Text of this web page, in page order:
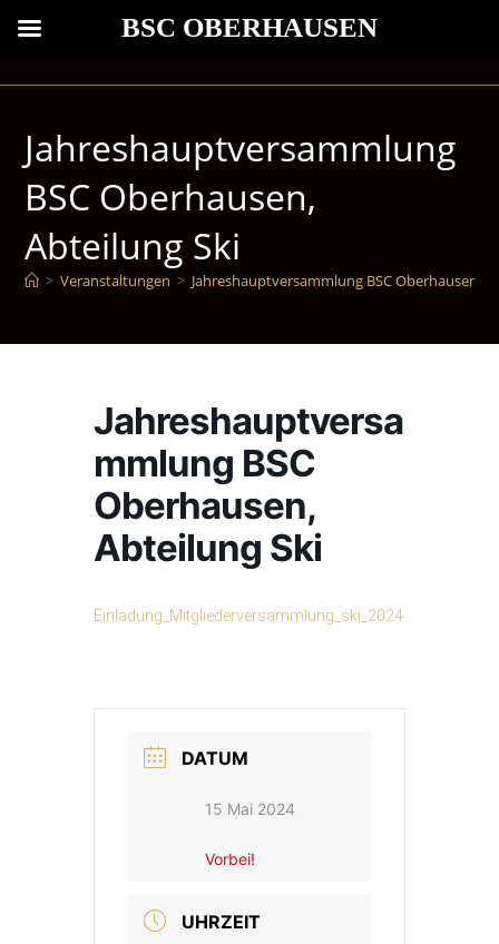
Jahreshauptversammlung
BSC Oberhausen,
Abteilung Ski
> Veranstaltungen > Jahreshauptversammlung BSC Oberhausen,
Jahreshauptversa
mmlung BSC
Oberhausen,
Abteilung Ski
Einladung_Mitgliederversammlung_ski_2024
DATUM
15 Mai 2024
Vorbei!
UHRZEIT
BSC OBERHAUSEN